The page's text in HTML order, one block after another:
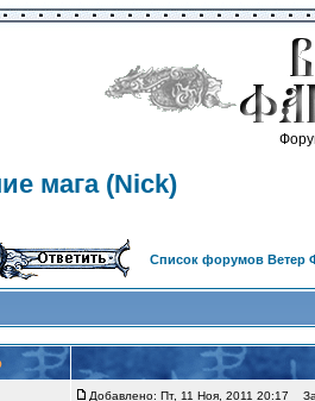
мага (Nick)
Список форумов Ветер
Добавлено: Пт, 11 Ноя, 2011 20:17